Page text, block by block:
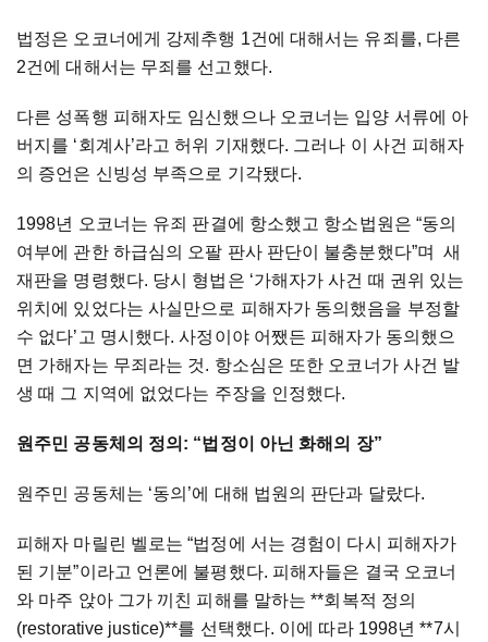
법정은 오코너에게 강제추행 1건에 대해서는 유죄를, 다른
2건에 대해서는 무죄를 선고했다.
다른 성폭행 피해자도 임신했으나 오코너는 입양 서류에 아
버지를 ‘회계사’라고 허위 기재했다. 그러나 이 사건 피해자
의 증언은 신빙성 부족으로 기각됐다.
1998년 오코너는 유죄 판결에 항소했고 항소법원은 “동의
여부에 관한 하급심의 오팔 판사 판단이 불충분했다”며 새
재판을 명령했다. 당시 형법은 ‘가해자가 사건 때 권위 있는
위치에 있었다는 사실만으로 피해자가 동의했음을 부정할
수 없다’고 명시했다. 사정이야 어쨌든 피해자가 동의했으
면 가해자는 무죄라는 것. 항소심은 또한 오코너가 사건 발
생 때 그 지역에 없었다는 주장을 인정했다.
원주민 공동체의 정의: “법정이 아닌 화해의 장”
원주민 공동체는 ‘동의’에 대해 법원의 판단과 달랐다.
피해자 마릴린 벨로는 “법정에 서는 경험이 다시 피해자가
된 기분”이라고 언론에 불평했다. 피해자들은 결국 오코너
와 마주 앉아 그가 끼친 피해를 말하는 **회복적 정의
(restorative justice)**를 선택했다. 이에 따라 1998년 **7시